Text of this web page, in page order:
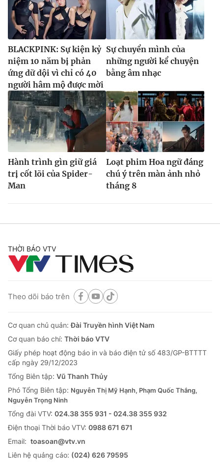
BLACKPINK: Sự kiện kỷ
niệm 10 năm bị phản
ứng dữ dội vì chỉ có 40
người hâm mộ được mời
Sự chuyển mình của
những người kể chuyện
bằng âm nhạc
Hành trình gìn giữ giá
trị cốt lõi của Spider-
Man
Loạt phim Hoa ngữ đáng
chú ý trên màn ảnh nhỏ
tháng 8
THỜI BÁO VTV
Theo dõi báo trên
Cơ quan chủ quản:Đài Truyền hình Việt Nam
Cơ quan báo chí: Thời báo VTV
Giấy phép hoạt động báo in và báo điện tử số 483/GP-BTTTT
cấp ngày 29/12/2023
Tổng Biên tập: Vũ Thanh Thủy
Phó Tổng Biên tập: Nguyễn Thị Mỹ Hạnh, Phạm Quốc Thắng,
Nguyễn Trọng Ninh
Tổng đài VTV: 024.38 355 931 - 024.38 355 932
Ðiện thoại Thời báo VTV: 0988 671 671
Email: toasoan@vtv.vn
Liên hệ quảng cáo: (024) 626 79595